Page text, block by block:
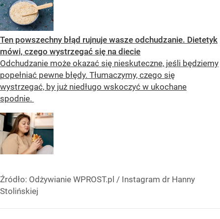
Ten powszechny błąd rujnuje wasze odchudzanie. Dietetyk
mówi, czego wystrzegać się na diecie
Odchudzanie może okazać się nieskuteczne, jeśli będziemy
popełniać pewne błędy. Tłumaczymy, czego się
wystrzegać, by już niedługo wskoczyć w ukochane
spodnie.
Źródło: Odżywianie WPROST.pl / Instagram dr Hanny
Stolińskiej